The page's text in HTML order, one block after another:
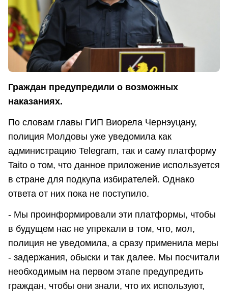
Граждан предупредили о возможных
наказаниях.
По словам главы ГИП Виорела Чернэуцану,
полиция Молдовы уже уведомила как
администрацию Telegram, так и саму платформу
Taito о том, что данное приложение используется
в стране для подкупа избирателей. Однако
ответа от них пока не поступило.
- Мы проинформировали эти платформы, чтобы
в будущем нас не упрекали в том, что, мол,
полиция не уведомила, а сразу применила меры
- задержания, обыски и так далее. Мы посчитали
необходимым на первом этапе предупредить
граждан, чтобы они знали, что их используют,